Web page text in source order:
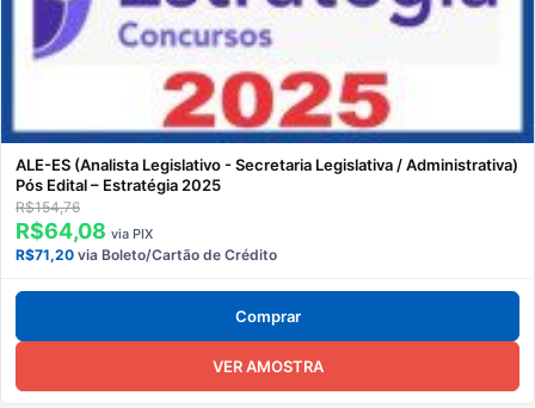
ALE-ES (Analista Legislativo - Secretaria Legislativa / Administrativa)
Pós Edital – Estratégia 2025
R$154,76
R$64,08 via PIX
R$71,20 via Boleto/Cartão de Crédito
Comprar
VER AMOSTRA